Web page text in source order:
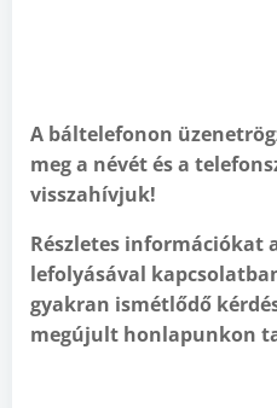
A báltelefonon
meg a névét és a
visszahívjuk!
Részletes információkat
lefolyásával
gyakran ismétlődő
megújult honlapunkon